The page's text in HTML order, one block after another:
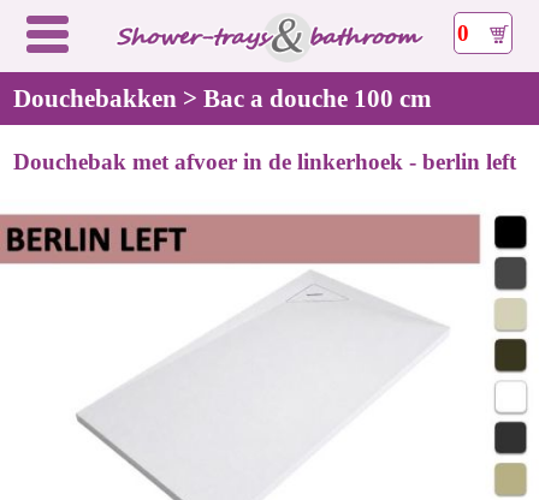
0
Douchebakken > Bac a douche 100 cm
Douchebak met afvoer in de linkerhoek - berlin left